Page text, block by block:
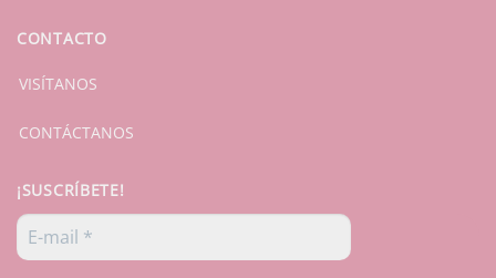
CONTACTO
VISÍTANOS
CONTÁCTANOS
¡SUSCRÍBETE!